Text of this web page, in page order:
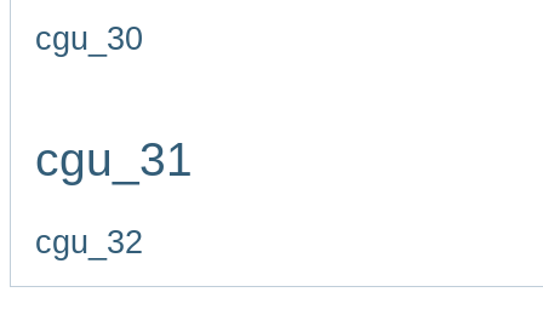
cgu_30
cgu_31
cgu_32